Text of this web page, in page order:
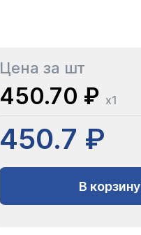
Цена за шт
450.70 ₽ x1
450.7 ₽
В корзину